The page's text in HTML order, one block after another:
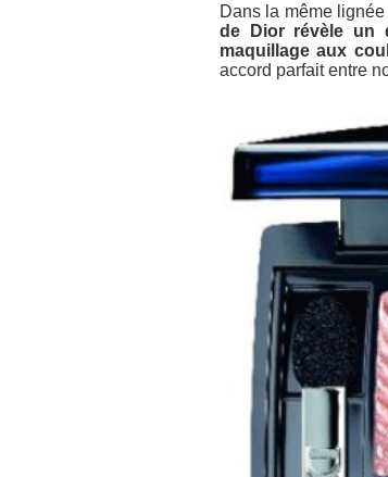
Dans la même
de Dior révèle un
maquillage aux
accord parfait entre